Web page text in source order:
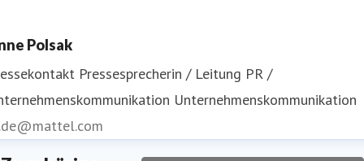
Polsak
Pressesprecherin / Leitung PR /
Unternehmenskommunikation